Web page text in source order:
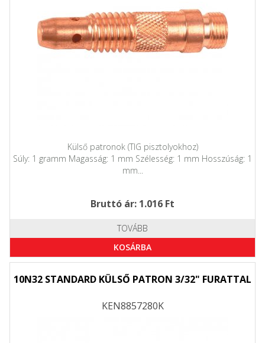
Külső patronok (TIG pisztolyokhoz)
Súly: 1 gramm Magasság: 1 mm Szélesség: 1 mm Hosszúság: 1
mm...
Bruttó ár: 1.016 Ft
TOVÁBB
KOSÁRBA
10N32 STANDARD KÜLSŐ PATRON 3/32" FURATTAL
KEN8857280K